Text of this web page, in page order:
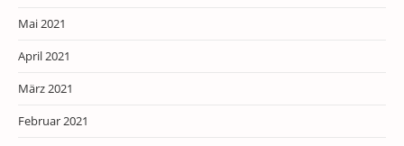
Mai 2021
April 2021
März 2021
Februar 2021